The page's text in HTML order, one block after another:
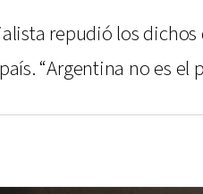
repudió los
“Argentina no es el